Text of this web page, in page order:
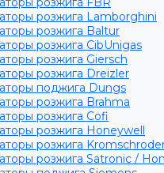
розжига Lamborghini
розжига Baltur
розжига CibUnigas
розжига Giersch
розжига Dreizler
поджига Dungs
розжига Brahma
розжига Cofi
розжига Honeywell
розжига
розжига Satronic /